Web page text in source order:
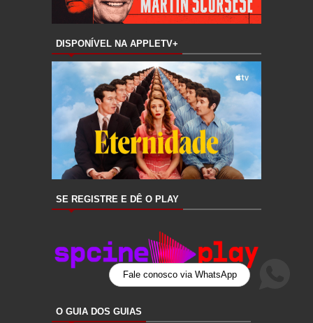
DISPONÍVEL NA APPLETV+
SE REGISTRE E DÊ O PLAY
O GUIA DOS GUIAS